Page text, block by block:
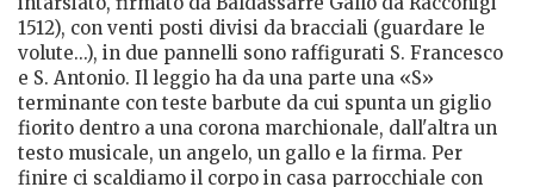
1512), con venti posti divisi da bracciali (guardare le
volute...), in due pannelli sono raffigurati S. Francesco
e S. Antonio. Il leggio ha da una parte una «S»
terminante con teste barbute da cui spunta un giglio
fiorito dentro a una corona marchionale, dall'altra un
testo musicale, un angelo, un gallo e la firma. Per
finire ci scaldiamo il corpo in casa parrocchiale con